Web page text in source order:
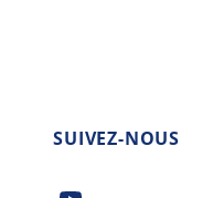
SUIVEZ-NOUS